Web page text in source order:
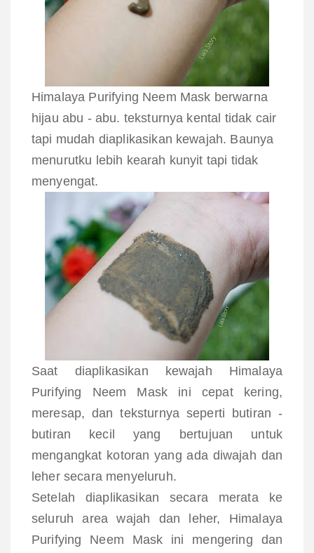
Himalaya Purifying Neem Mask berwarna
hijau abu - abu. teksturnya kental tidak cair
tapi mudah diaplikasikan kewajah. Baunya
menurutku lebih kearah kunyit tapi tidak
menyengat.
Saat diaplikasikan kewajah Himalaya
Purifying Neem Mask ini cepat kering,
meresap, dan teksturnya seperti butiran -
butiran kecil yang bertujuan untuk
mengangkat kotoran yang ada diwajah dan
leher secara menyeluruh.
Setelah diaplikasikan secara merata ke
seluruh area wajah dan leher, Himalaya
Purifying Neem Mask ini mengering dan